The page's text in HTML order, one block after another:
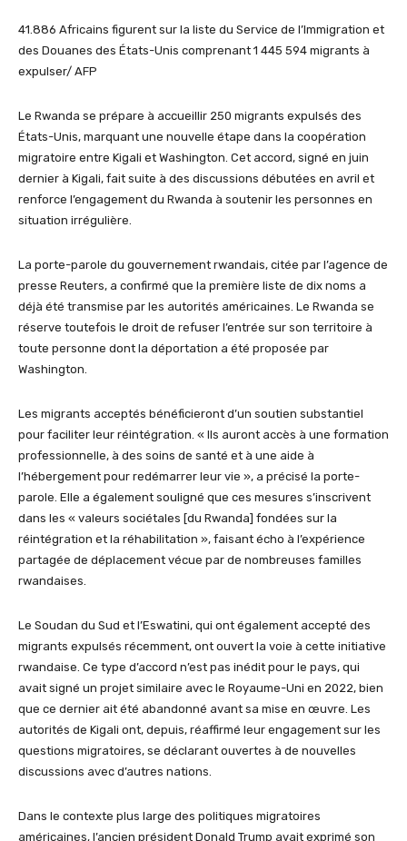
41.886 Africains figurent sur la liste du Service de l’Immigration et
des Douanes des États-Unis comprenant 1 445 594 migrants à
expulser/ AFP
Le Rwanda se prépare à accueillir 250 migrants expulsés des
États-Unis, marquant une nouvelle étape dans la coopération
migratoire entre Kigali et Washington. Cet accord, signé en juin
dernier à Kigali, fait suite à des discussions débutées en avril et
renforce l’engagement du Rwanda à soutenir les personnes en
situation irrégulière.
La porte-parole du gouvernement rwandais, citée par l’agence de
presse Reuters, a confirmé que la première liste de dix noms a
déjà été transmise par les autorités américaines. Le Rwanda se
réserve toutefois le droit de refuser l’entrée sur son territoire à
toute personne dont la déportation a été proposée par
Washington.
Les migrants acceptés bénéficieront d’un soutien substantiel
pour faciliter leur réintégration. « Ils auront accès à une formation
professionnelle, à des soins de santé et à une aide à
l’hébergement pour redémarrer leur vie », a précisé la porte-
parole. Elle a également souligné que ces mesures s’inscrivent
dans les « valeurs sociétales [du Rwanda] fondées sur la
réintégration et la réhabilitation », faisant écho à l’expérience
partagée de déplacement vécue par de nombreuses familles
rwandaises.
Le Soudan du Sud et l’Eswatini, qui ont également accepté des
migrants expulsés récemment, ont ouvert la voie à cette initiative
rwandaise. Ce type d’accord n’est pas inédit pour le pays, qui
avait signé un projet similaire avec le Royaume-Uni en 2022, bien
que ce dernier ait été abandonné avant sa mise en œuvre. Les
autorités de Kigali ont, depuis, réaffirmé leur engagement sur les
questions migratoires, se déclarant ouvertes à de nouvelles
discussions avec d’autres nations.
Dans le contexte plus large des politiques migratoires
américaines, l’ancien président Donald Trump avait exprimé son